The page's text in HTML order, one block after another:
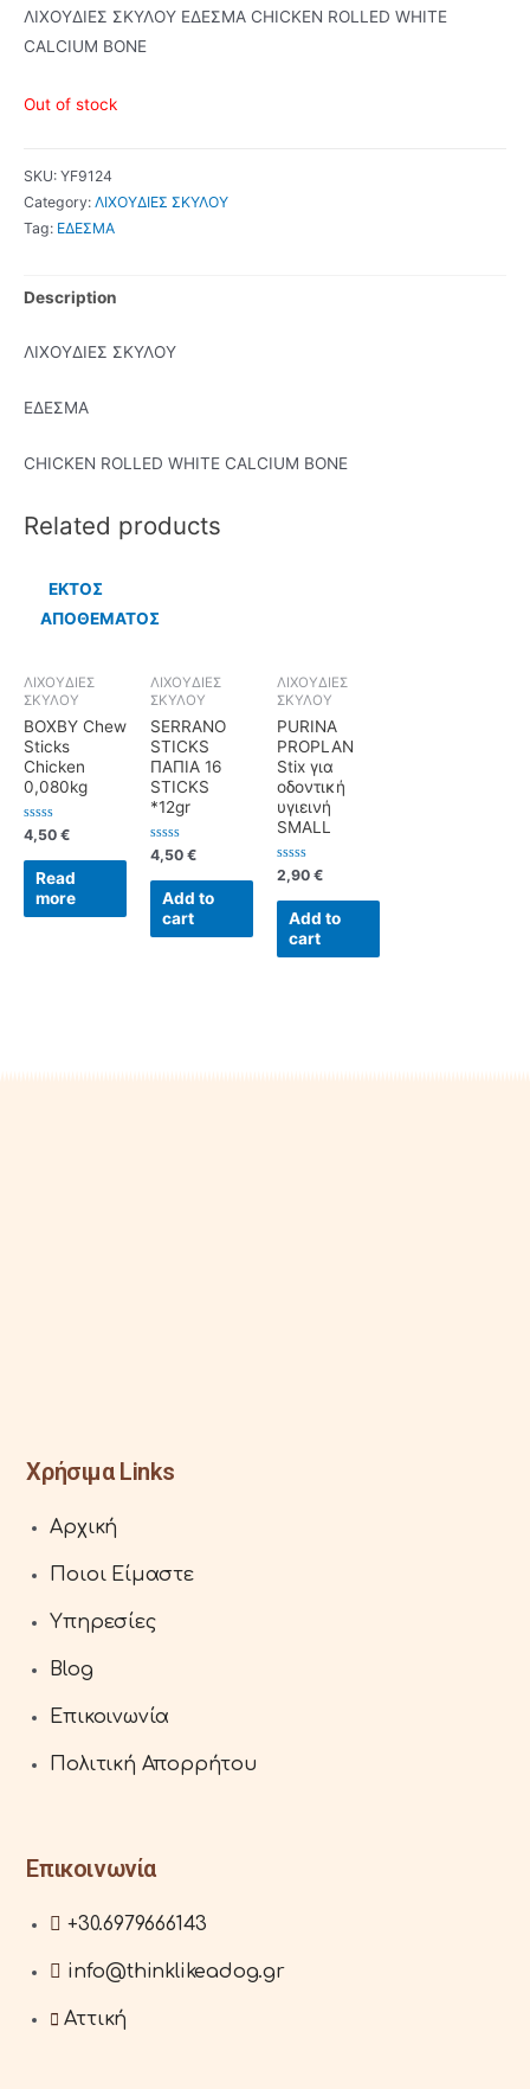
ΛΙΧΟΥΔΙΕΣ ΣΚΥΛΟΥ ΕΔΕΣΜΑ CHICKEN ROLLED WHITE
CALCIUM BONE
Out of stock
SKU: YF9124
Category: ΛΙΧΟΥΔΙΕΣ ΣΚΥΛΟΥ
Tag: ΕΔΕΣΜΑ
Description
ΛΙΧΟΥΔΙΕΣ ΣΚΥΛΟΥ
ΕΔΕΣΜΑ
CHICKEN ROLLED WHITE CALCIUM BONE
Related products
ΕΚΤΌΣ
ΑΠΟΘΈΜΑΤΟΣ
ΛΙΧΟΥΔΙΕΣ
ΣΚΥΛΟΥ
BOXBY Chew
Sticks
Chicken
0,080kg
Rated
out
4,50 €
Read
more
ΛΙΧΟΥΔΙΕΣ
ΣΚΥΛΟΥ
SERRANO
STICKS
ΠΑΠΙΑ 16
STICKS
*12gr
Rated
out
4,50 €
Add to
cart
ΛΙΧΟΥΔΙΕΣ
ΣΚΥΛΟΥ
PURINA
PROPLAN
Stix για
οδοντική
υγιεινή
SMALL
Rated
out
2,90 €
Add to
cart
Χρήσιμα Links
Αρχική
Ποιοι Είμαστε
Υπηρεσίες
Blog
Επικοινωνία
Πολιτική Απορρήτου
Επικοινωνία
+30.6979666143
info@thinklikeadog.gr
Αττική